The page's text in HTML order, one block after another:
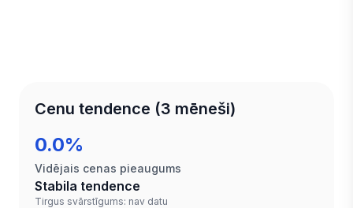
Cenu tendence (3 mēneši)
0.0%
Vidējais cenas pieaugums
Stabila tendence
Tirgus svārstīgums: nav datu